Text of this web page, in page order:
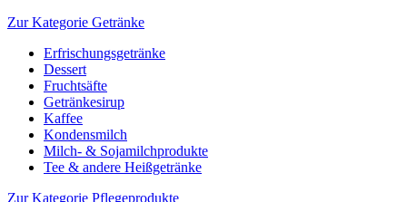
Zur Kategorie Getränke
Erfrischungsgetränke
Dessert
Fruchtsäfte
Getränkesirup
Kaffee
Kondensmilch
Milch- & Sojamilchprodukte
Tee & andere Heißgetränke
Zur Kategorie Pflegeprodukte